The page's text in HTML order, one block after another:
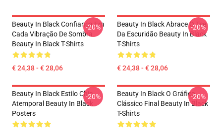
Beauty In Black Confiança Em
Cada Vibração De Sombra
Beauty In Black T-Shirts
€ 24,38 - € 28,06
-20%
Beauty In Black Abrace O Tee
Da Escuridão Beauty In Black
T-Shirts
€ 24,38 - € 28,06
-20%
Beauty In Black Estilo Chic
Atemporal Beauty In Black
Posters
-20%
Beauty In Black O Gráfico
Clássico Final Beauty In Black
T-Shirts
-20%